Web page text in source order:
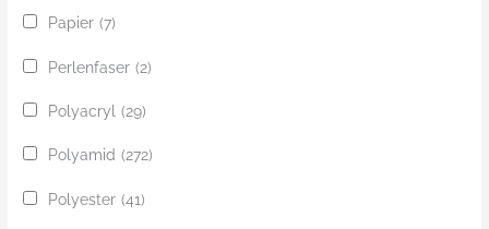
Papier (7)
Perlenfaser (2)
Polyacryl (29)
Polyamid (272)
Polyester (41)